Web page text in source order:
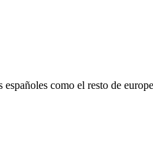
como el resto de